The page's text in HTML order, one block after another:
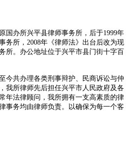
国办所兴平县律师事务所，后于1999年
务所，2008年《律师法》出台后改为现
所。办公地址位于兴平市县门街十字百
今共办理各类刑事辩护、民商诉讼与仲
我所律师先后担任兴平市人民政府及各
年法律顾问，我所拥有一支高素质的律
事务均由律师负责。以确保为每一个客